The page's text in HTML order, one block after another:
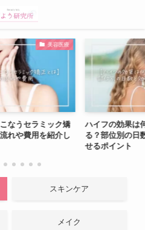
美容医療
なうセラミック矯
れや費用を紹介し
ハイフの効果は
る？部位別の日
せるポイント
スキンケア
メイク